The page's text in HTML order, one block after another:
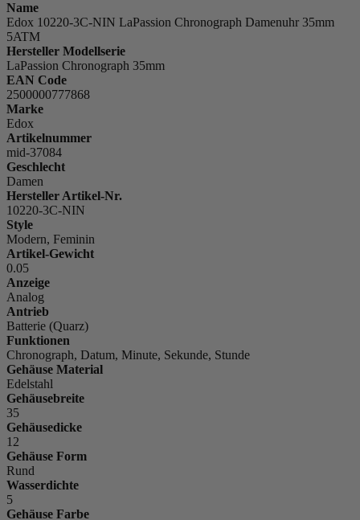
Name
Edox 10220-3C-NIN LaPassion Chronograph Damenuhr 35mm
5ATM
Hersteller Modellserie
LaPassion Chronograph 35mm
EAN Code
2500000777868
Marke
Edox
Artikelnummer
mid-37084
Geschlecht
Damen
Hersteller Artikel-Nr.
10220-3C-NIN
Style
Modern, Feminin
Artikel-Gewicht
0.05
Anzeige
Analog
Antrieb
Batterie (Quarz)
Funktionen
Chronograph, Datum, Minute, Sekunde, Stunde
Gehäuse Material
Edelstahl
Gehäusebreite
35
Gehäusedicke
12
Gehäuse Form
Rund
Wasserdichte
5
Gehäuse Farbe